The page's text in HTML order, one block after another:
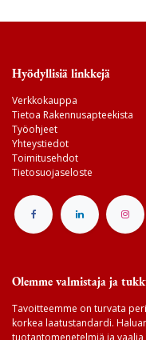
Hyödyllisiä linkkejä
Verkkokauppa
Tietoa Rakennusapteekista
Työohjeet
Yhteystiedot
Toimitusehdot
Tietosuojaseloste
Olemme valmistaja ja
Tavoitteemme on turvata
korkea laatustandardi.
tuotantomenetelmiä ja